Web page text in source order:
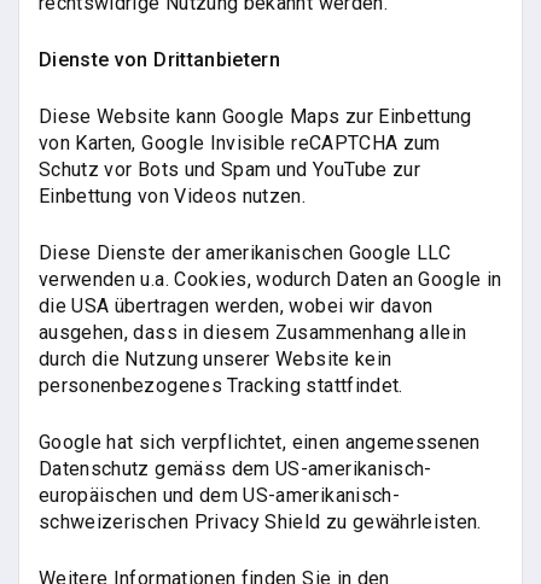
Dienste von Drittanbietern
Diese Website kann Google Maps zur Einbettung
von Karten, Google Invisible reCAPTCHA zum
Schutz vor Bots und Spam und YouTube zur
Einbettung von Videos nutzen.
Diese Dienste der amerikanischen Google LLC
verwenden u.a. Cookies, wodurch Daten an Google in
die USA übertragen werden, wobei wir davon
ausgehen, dass in diesem Zusammenhang allein
durch die Nutzung unserer Website kein
personenbezogenes Tracking stattfindet.
Google hat sich verpflichtet, einen angemessenen
Datenschutz gemäss dem US-amerikanisch-
europäischen und dem US-amerikanisch-
schweizerischen Privacy Shield zu gewährleisten.
Weitere Informationen finden Sie in den